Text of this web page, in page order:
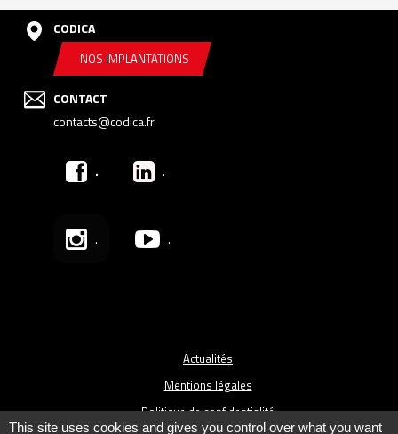
CODICA
NOS IMPLANTATIONS
CONTACT
contacts@codica.fr
. .
. .
Actualités
Mentions légales
Politique de confidentialité
This site uses cookies and gives you control over what you want